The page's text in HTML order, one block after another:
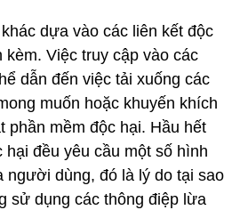
dựa vào các liên kết độc
kèm. Việc truy cập vào các
dẫn đến việc tải xuống các
muốn hoặc khuyến khích
phần mềm độc hại. Hầu hết
hại đều yêu cầu một số hình
dùng, đó là lý do tại sao
sử dụng các thông điệp lừa